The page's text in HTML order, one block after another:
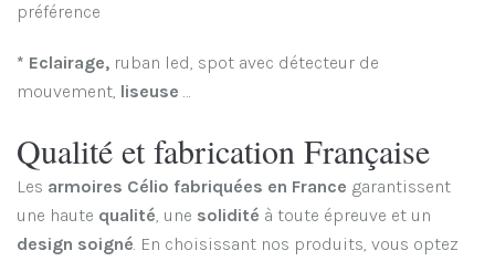
préférence
* Eclairage,ruban led, spot avec détecteur de
mouvement, liseuse …
Qualité et fabrication Française
Les armoires Célio fabriquées en France garantissent
une haute qualité, une solidité à toute épreuve et un
design soigné. En choisissant nos produits, vous optez